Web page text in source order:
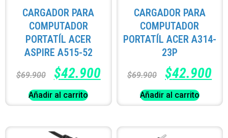
CARGADOR PARA
COMPUTADOR
PORTATÍL ACER
ASPIRE A515-52
$69.900 $42.900
Añadir al carrito
CARGADOR PARA
COMPUTADOR
PORTATÍL ACER A314-
23P
$69.900 $42.900
Añadir al carrito